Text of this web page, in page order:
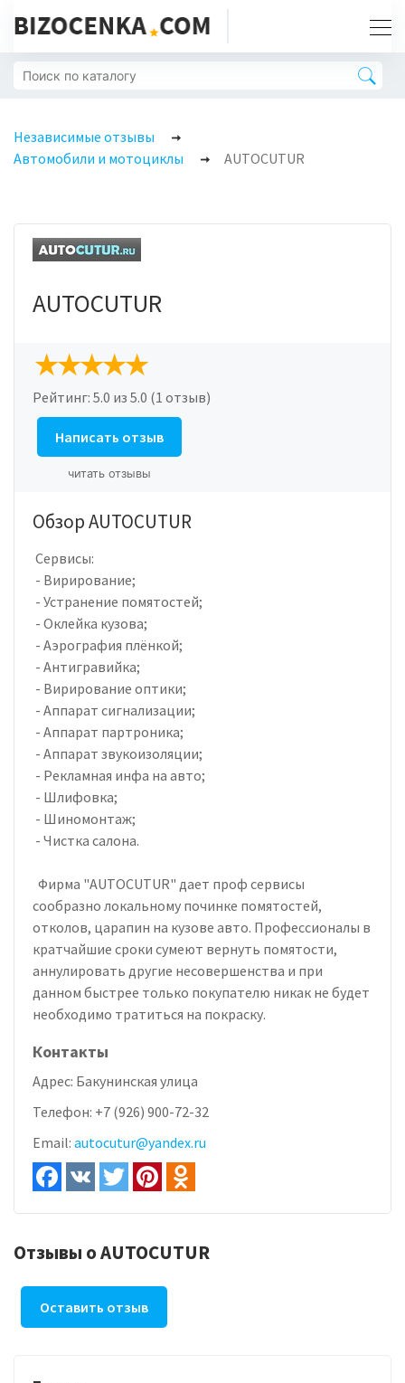
Независимые отзывы
Автомобили и мотоциклы
AUTOCUTUR
AUTOCUTUR
Рейтинг: 5.0 из 5.0 (1 отзыв)
Написать отзыв
читать отзывы
Обзор AUTOCUTUR
Сервисы:
- Вирирование;
- Устранение помятостей;
- Оклейка кузова;
- Аэрография плёнкой;
- Антигравийка;
- Вирирование оптики;
- Аппарат сигнализации;
- Аппарат партроника;
- Аппарат звукоизоляции;
- Рекламная инфа на авто;
- Шлифовка;
- Шиномонтаж;
- Чистка салона.
Фирма "AUTOCUTUR" дает проф сервисы
сообразно локальному починке помятостей,
отколов, царапин на кузове авто. Профессионалы в
кратчайшие сроки сумеют вернуть помятости,
аннулировать другие несовершенства и при
данном быстрее только покупателю никак не будет
необходимо тратиться на покраску.
Контакты
Адрес: Бакунинская улица
Телефон: +7 (926) 900-72-32
Email: autocutur@yandex.ru
Отзывы о AUTOCUTUR
Оставить отзыв